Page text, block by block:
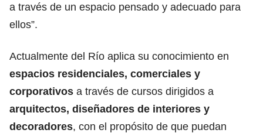
a través de un espacio pensado y adecuado para
ellos”.
Actualmente del Río aplica su conocimiento en
espacios residenciales, comerciales y
corporativos a través de cursos dirigidos a
arquitectos, diseñadores de interiores y
decoradores, con el propósito de que puedan